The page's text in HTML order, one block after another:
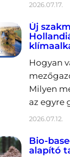
2026.07.17.
Új
Hogyan
Milyen
az egyre
2026.07.12.
Bio-
alapító